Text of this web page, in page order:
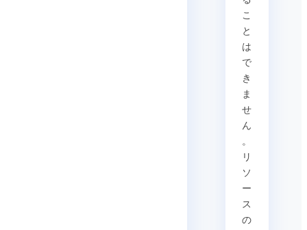
こ
と
は
で
き
ま
せ
ん
。
リ
ソ
ー
ス
の